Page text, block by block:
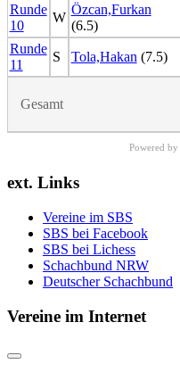
Runde
10
W
Özcan,Furkan
(6.5)
Runde
11
S Tola,Hakan (7.5)
Gesamt
Powered by
ext. Links
Vereine im SBS
SBS bei Facebook
SBS bei Lichess
Schachbund NRW
Deutscher Schachbund
Vereine im Internet